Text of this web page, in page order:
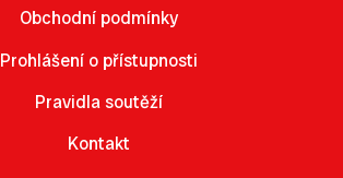
Obchodní podmínky
Prohlášení o přístupnosti
Pravidla soutěží
Kontakt